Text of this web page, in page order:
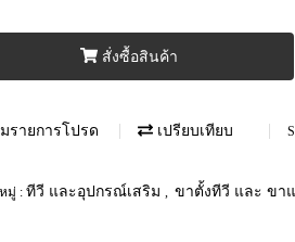
สั่งซื้อสินค้า
มรายการโปรด เปรียบเทียบ
มู่ : ทีวี และอุปกรณ์เสริม ขาตั้งทีวี และ ขา